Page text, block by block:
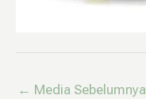
← Media Sebelumnya